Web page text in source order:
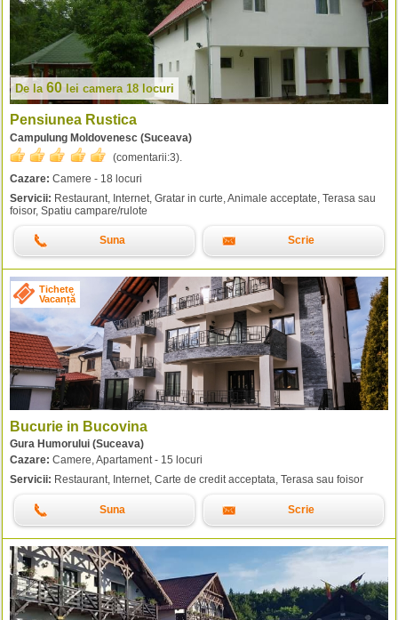
De la 60 lei camera 18 locuri
Pensiunea Rustica
Campulung Moldovenesc (Suceava)
(comentarii:3).
Cazare: Camere - 18 locuri
Servicii: Restaurant, Internet, Gratar in curte, Animale acceptate, Terasa sau
foisor, Spatiu campare/rulote
Suna Scrie
Tichete
Vacanță
Bucurie in Bucovina
Gura Humorului (Suceava)
Cazare: Camere, Apartament - 15 locuri
Servicii: Restaurant, Internet, Carte de credit acceptata, Terasa sau foisor
Suna Scrie